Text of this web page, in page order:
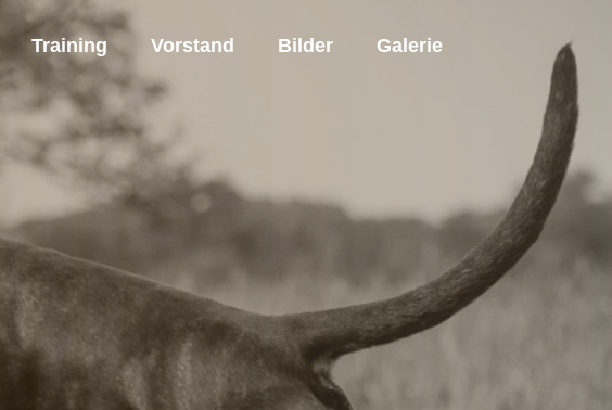
Training Vorstand Bilder
Galerie